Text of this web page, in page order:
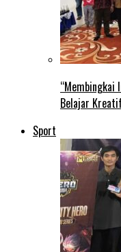
“Membingkai
Belajar
Sport